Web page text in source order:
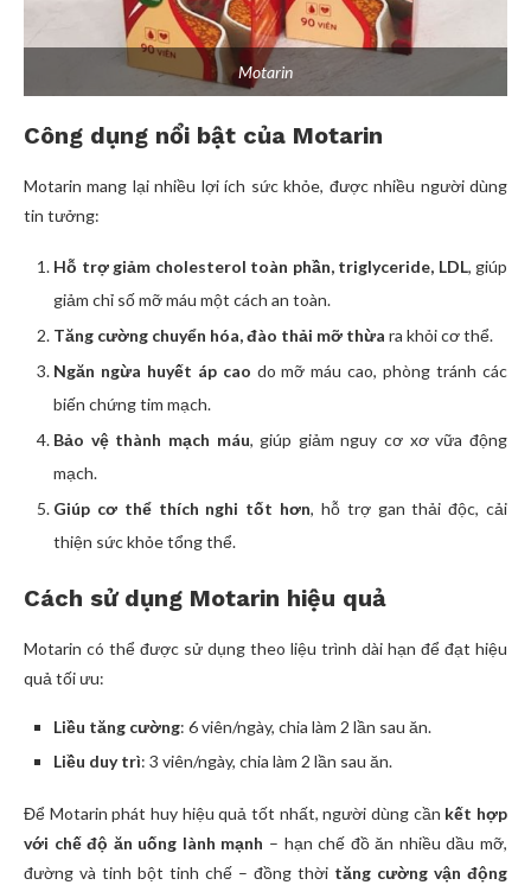
Motarin
Công dụng nổi bật của Motarin
Motarin mang lại nhiều lợi ích sức khỏe, được nhiều người dùng
tin tưởng:
Hỗ trợ giảm cholesterol toàn phần, triglyceride, LDL, giúp
giảm chỉ số mỡ máu một cách an toàn.
Tăng cường chuyển hóa, đào thải mỡ thừa ra khỏi cơ thể.
Ngăn ngừa huyết áp cao do mỡ máu cao, phòng tránh các
biến chứng tim mạch.
Bảo vệ thành mạch máu, giúp giảm nguy cơ xơ vữa động
mạch.
Giúp cơ thể thích nghi tốt hơn, hỗ trợ gan thải độc, cải
thiện sức khỏe tổng thể.
Cách sử dụng Motarin hiệu quả
Motarin có thể được sử dụng theo liệu trình dài hạn để đạt hiệu
quả tối ưu:
Liều tăng cường: 6 viên/ngày, chia làm 2 lần sau ăn.
Liều duy trì: 3 viên/ngày, chia làm 2 lần sau ăn.
Để Motarin phát huy hiệu quả tốt nhất, người dùng cần kết hợp
với chế độ ăn uống lành mạnh – hạn chế đồ ăn nhiều dầu mỡ,
đường và tinh bột tinh chế – đồng thời tăng cường vận động